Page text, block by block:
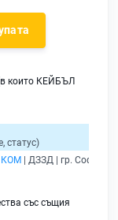
които КЕЙБЪЛ
статус)
КОМ | ДЗЗД | гр. София |
със същия